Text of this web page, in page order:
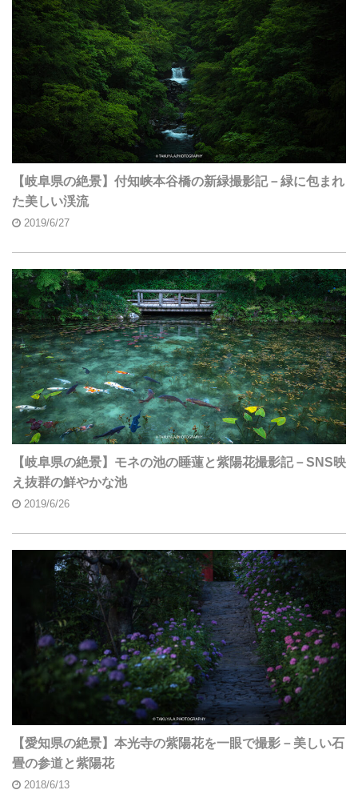
【岐阜県の絶景】付知峡本谷橋の新緑撮影記－緑に包まれ
た美しい渓流
2019/6/27
【岐阜県の絶景】モネの池の睡蓮と紫陽花撮影記－SNS映
え抜群の鮮やかな池
2019/6/26
【愛知県の絶景】本光寺の紫陽花を一眼で撮影－美しい石
畳の参道と紫陽花
2018/6/13